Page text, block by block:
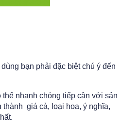
bạn phải đặc biệt chú ý đến
nhanh chóng tiếp cận với sản
thành giá cả, loại hoa, ý nghĩa,